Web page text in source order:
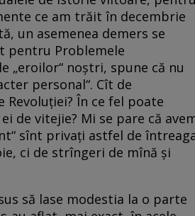
ce am trăit în decembrie
un asemenea demers se
pentru Problemele
„eroilor“ noștri, spune că nu
personal“. Cît de
În ce fel poate
de vitejie? Mi se pare că
sînt privați astfel de
ci de strîngeri de mînă și
să lase modestia la o parte